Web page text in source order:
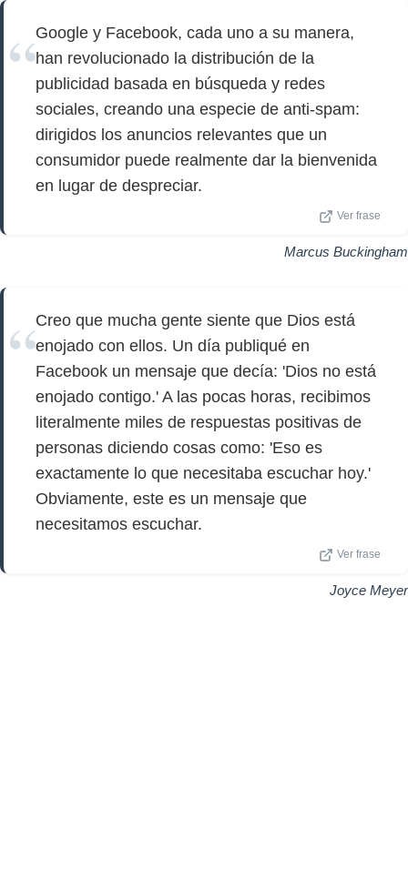
Google y Facebook, cada uno a su manera,
han revolucionado la distribución de la
publicidad basada en búsqueda y redes
sociales, creando una especie de anti-spam:
dirigidos los anuncios relevantes que un
consumidor puede realmente dar la bienvenida
en lugar de despreciar.
Ver frase
Marcus Buckingham
Creo que mucha gente siente que Dios está
enojado con ellos. Un día publiqué en
Facebook un mensaje que decía: 'Dios no está
enojado contigo.' A las pocas horas, recibimos
literalmente miles de respuestas positivas de
personas diciendo cosas como: 'Eso es
exactamente lo que necesitaba escuchar hoy.'
Obviamente, este es un mensaje que
necesitamos escuchar.
Ver frase
Joyce Meyer